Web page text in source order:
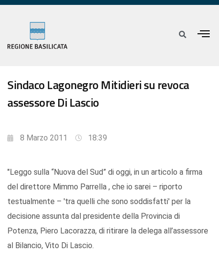
Sindaco Lagonegro Mitidieri su revoca
assessore Di Lascio
8 Marzo 2011 18:39
"Leggo sulla “Nuova del Sud” di oggi, in un articolo a firma
del direttore Mimmo Parrella , che io sarei – riporto
testualmente – 'tra quelli che sono soddisfatti' per la
decisione assunta dal presidente della Provincia di
Potenza, Piero Lacorazza, di ritirare la delega all’assessore
al Bilancio, Vito Di Lascio.